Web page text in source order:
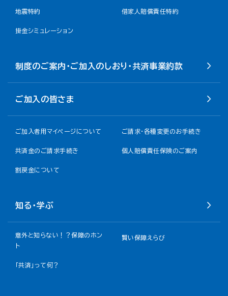
地震特約 借家人賠償責任特約
掛金シミュレーション
制度のご案内・ご加入のしおり・共済事業約款
ご加入の皆さま
ご加入者用マイページについて ご請求・各種変更のお手続き
共済金のご請求手続き 個人賠償責任保険のご案内
割戻金について​
知る・学ぶ
意外と知らない！？保障のホン
ト
賢い保障えらび
「共済」って何？